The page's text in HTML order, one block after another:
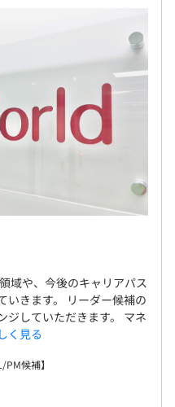
域や、今後のキャリアパス
いきます。 リーダー候補の
ジしていただきます。 マネ
く見る
候補】